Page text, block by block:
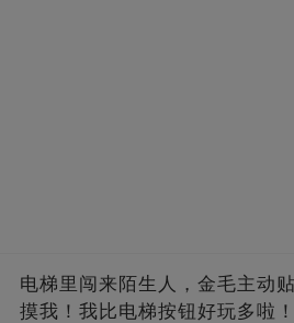
电梯里闯来陌生人，金毛主动
摸我！我比电梯按钮好玩多啦！